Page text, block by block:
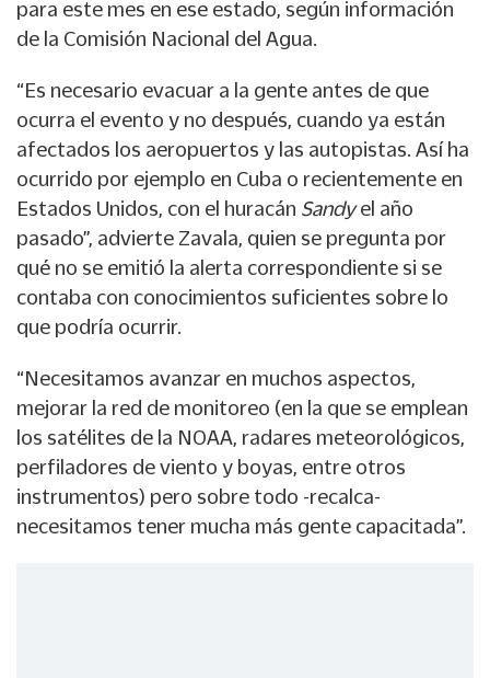
para este mes en ese estado, según información
de la Comisión Nacional del Agua.
“Es necesario evacuar a la gente antes de que
ocurra el evento y no después, cuando ya están
afectados los aeropuertos y las autopistas. Así ha
ocurrido por ejemplo en Cuba o recientemente en
Estados Unidos, con el huracán Sandyel año
pasado”, advierte Zavala, quien se pregunta por
qué no se emitió la alerta correspondiente si se
contaba con conocimientos suficientes sobre lo
que podría ocurrir.
“Necesitamos avanzar en muchos aspectos,
mejorar la red de monitoreo (en la que se emplean
los satélites de la NOAA, radares meteorológicos,
perfiladores de viento y boyas, entre otros
instrumentos) pero sobre todo -recalca-
necesitamos tener mucha más gente capacitada”.